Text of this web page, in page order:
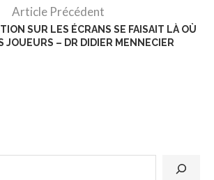
Article Précédent
SUR LES ÉCRANS SE FAISAIT LÀ OÙ
JOUEURS – DR DIDIER MENNECIER